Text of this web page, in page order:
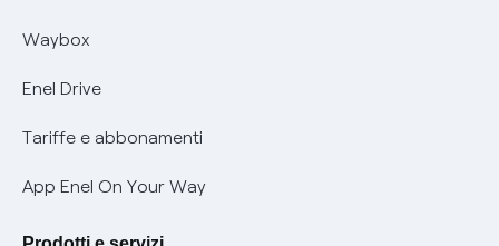
Informativa RAEE
Informativa Privacy AI
Offerta Tutela Vulnerabilità Gas
Mobilità Elettrica
Phishing e truffe online
Verifica chi ti ha chiamato
Agevolazione utenti con disabilità per offerte Fibra
Waybox
Enel Drive
Tariffe e abbonamenti
App Enel On Your Way